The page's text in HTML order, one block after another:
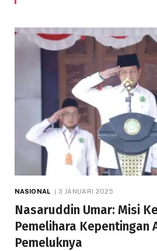
NASIONAL 3 JANUARI 2025
Nasaruddin Umar: Misi
Pemelihara Kepentingan
Pemeluknya